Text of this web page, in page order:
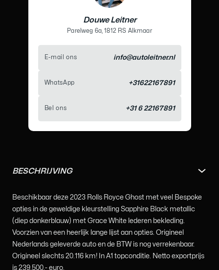
Douwe Leitner
Parelweg 6a, 1812 RS Alkmaar
E-mail ons info@autoleitner.nl
WhatsApp +31622167891
Bel ons +31 6 22167891
BESCHRIJVING
Beschikbaar deze 2023 Rolls Royce Ghost met veel Bespoke
opties in de geweldige kleurstelling Sapphire Black metallic
(diep donkerblauw) met Grace White lederen bekleding.
Voorzien van een heerlijk lange lijst aan opties. Origineel
Nederlands geleverde auto en de BTW is nog verrekenbaar.
Origineel slechts 20.116 km! In A1 topconditie. Netto exportprijs
is 239.500,- euro.